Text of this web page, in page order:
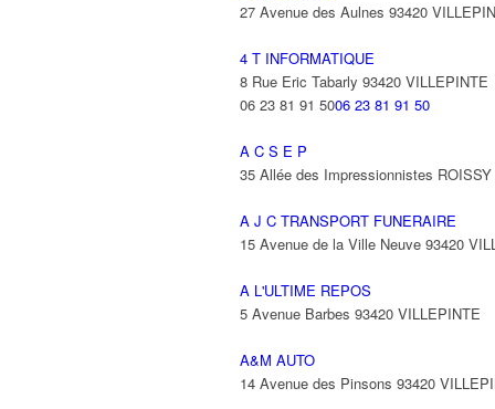
27 Avenue des Aulnes 93420
4 T INFORMATIQUE
8 Rue Eric Tabarly 93420 VILLEPINTE
06 23 81 91 5006 23 81 91 50
A C S E P
35 Allée des Impressionnistes
A J C TRANSPORT FUNERAIRE
15 Avenue de la Ville Neuve 93420
A L'ULTIME REPOS
5 Avenue Barbes 93420 VILLEPINTE
A&M AUTO
14 Avenue des Pinsons 93420